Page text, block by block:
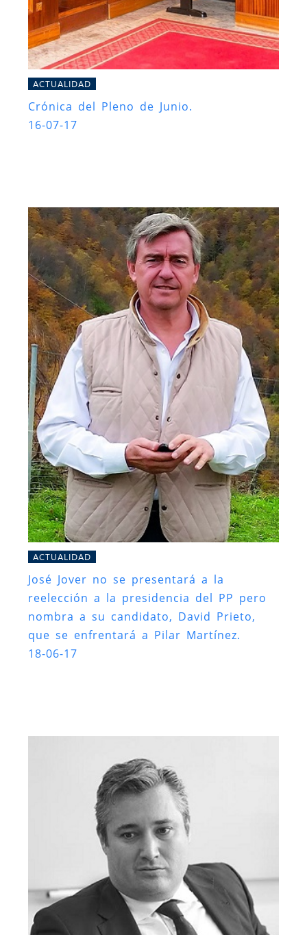
ACTUALIDAD
Crónica del Pleno de Junio.
16-07-17
ACTUALIDAD
José Jover no se presentará a la
reelección a la presidencia del PP pero
nombra a su candidato, David Prieto,
que se enfrentará a Pilar Martínez.
18-06-17